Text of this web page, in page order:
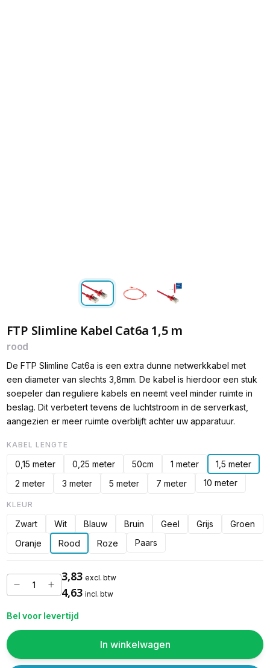
FTP Slimline Kabel Cat6a 1,5 m
rood
De FTP Slimline Cat6a is een extra dunne netwerkkabel met
een diameter van slechts 3,8mm. De kabel is hierdoor een stuk
soepeler dan reguliere kabels en neemt veel minder ruimte in
beslag. Dit verbetert tevens de luchtstroom in de serverkast,
aangezien er meer ruimte overblijft achter uw apparatuur.
KABEL LENGTE
0,15 meter 0,25 meter 50cm 1 meter
1,5 meter
2 meter
3 meter 5 meter 7 meter 10 meter
KLEUR
Zwart Wit Blauw Bruin Geel Grijs
Groen
Oranje
Rood Roze Paars
3,83 excl. btw
4,63 incl. btw
Bel voor levertijd
In winkelwagen